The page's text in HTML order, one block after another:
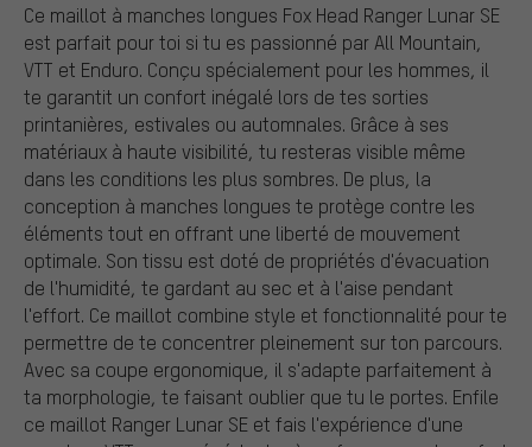
Ce maillot à manches longues Fox Head Ranger Lunar SE
est parfait pour toi si tu es passionné par All Mountain,
VTT et Enduro. Conçu spécialement pour les hommes, il
te garantit un confort inégalé lors de tes sorties
printanières, estivales ou automnales. Grâce à ses
matériaux à haute visibilité, tu resteras visible même
dans les conditions les plus sombres. De plus, la
conception à manches longues te protège contre les
éléments tout en offrant une liberté de mouvement
optimale. Son tissu est doté de propriétés d'évacuation
de l'humidité, te gardant au sec et à l'aise pendant
l'effort. Ce maillot combine style et fonctionnalité pour te
permettre de te concentrer pleinement sur ton parcours.
Avec sa coupe ergonomique, il s'adapte parfaitement à
ta morphologie, te faisant oublier que tu le portes. Enfile
ce maillot Ranger Lunar SE et fais l'expérience d'une